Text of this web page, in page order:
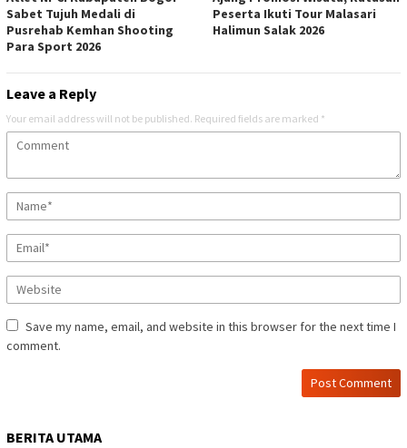
Sabet Tujuh Medali di
Pusrehab Kemhan Shooting
Para Sport 2026
Peserta Ikuti Tour Malasari
Halimun Salak 2026
Leave a Reply
Your email address will not be published. Required fields are marked *
Save my name, email, and website in this browser for the next time I
comment.
BERITA UTAMA